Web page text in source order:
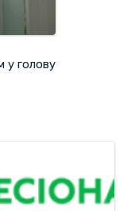
у голову